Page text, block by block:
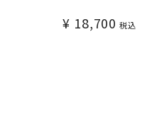
¥ 18,700 税込